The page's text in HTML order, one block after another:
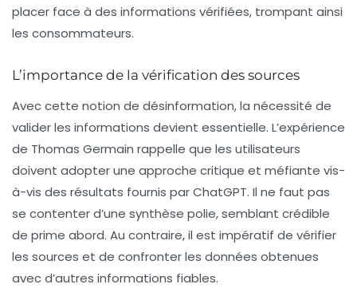
placer face à des informations vérifiées, trompant ainsi
les consommateurs.
L’importance de la vérification des sources
Avec cette notion de désinformation, la nécessité de
valider les informations devient essentielle. L’expérience
de Thomas Germain rappelle que les utilisateurs
doivent adopter une approche critique et méfiante vis-
à-vis des résultats fournis par ChatGPT. Il ne faut pas
se contenter d’une synthèse polie, semblant crédible
de prime abord. Au contraire, il est impératif de vérifier
les sources et de confronter les données obtenues
avec d’autres informations fiables.